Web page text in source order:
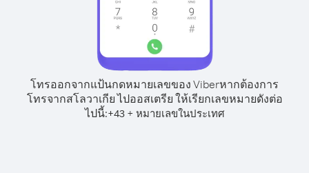
โทรออกจากแป้นกดหมายเลขของ Viberหากต้องการ
โทรจากสโลวาเกีย ไปออสเตรีย ให้เรียกเลขหมายดังต่อ
ไปนี้:+43+ หมายเลขในประเทศ